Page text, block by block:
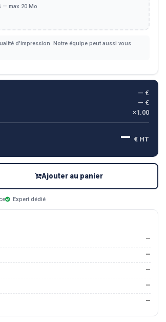
— max 20 Mo
d'impression. Notre équipe peut aussi vous
— €
— €
×1.00
— € HT
Ajouter au panier
Expert dédié
—
—
—
—
—